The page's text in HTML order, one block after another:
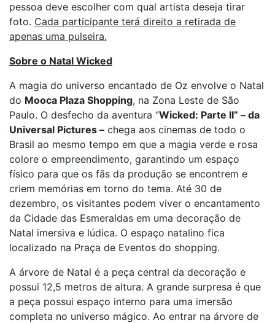
pessoa deve escolher com qual artista deseja tirar
foto. Cada participante terá direito a retirada de
apenas uma pulseira.
Sobre o Natal Wicked
A magia do universo encantado de Oz envolve o Natal
do Mooca Plaza Shopping, na Zona Leste de São
Paulo. O desfecho da aventura “Wicked: Parte II” – da
Universal Pictures – chega aos cinemas de todo o
Brasil ao mesmo tempo em que a magia verde e rosa
colore o empreendimento, garantindo um espaço
físico para que os fãs da produção se encontrem e
criem memórias em torno do tema. Até 30 de
dezembro, os visitantes podem viver o encantamento
da Cidade das Esmeraldas em uma decoração de
Natal imersiva e lúdica. O espaço natalino fica
localizado na Praça de Eventos do shopping.
A árvore de Natal é a peça central da decoração e
possui 12,5 metros de altura. A grande surpresa é que
a peça possui espaço interno para uma imersão
completa no universo mágico. Ao entrar na árvore de